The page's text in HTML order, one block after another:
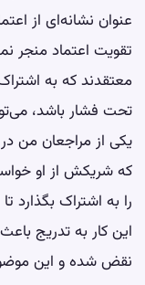
عنوان نشانه‌ای از
تقویت اعتماد منجر
معتقدند که به
تحت فشار باشد،
یکی از مراجعان من
که شریکش از او
را به اشتراک بگذارد
این کار به تدریج
نقض شده و این